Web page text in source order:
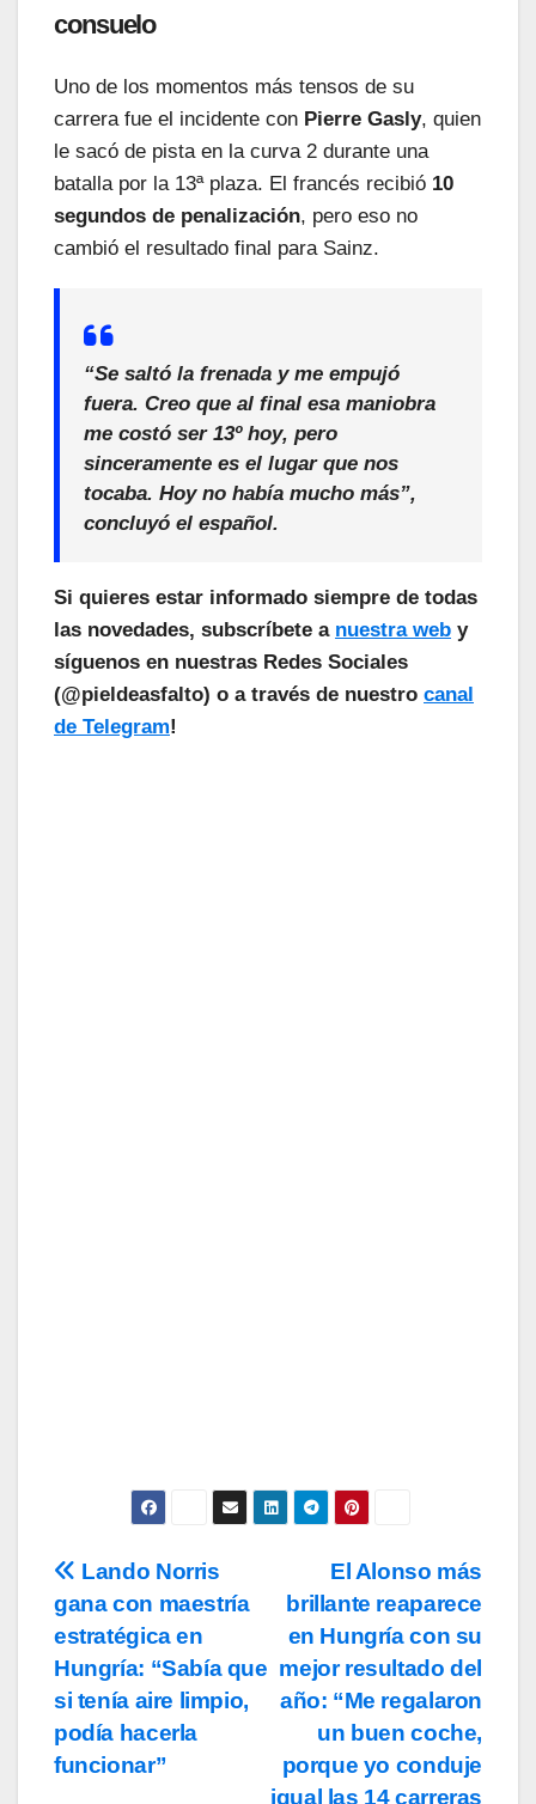
consuelo
Uno de los momentos más tensos de su
carrera fue el incidente con Pierre Gasly, quien
le sacó de pista en la curva 2 durante una
batalla por la 13ª plaza. El francés recibió 10
segundos de penalización, pero eso no
cambió el resultado final para Sainz.
“Se saltó la frenada y me empujó
fuera. Creo que al final esa maniobra
me costó ser 13º hoy, pero
sinceramente es el lugar que nos
tocaba. Hoy no había mucho más”,
concluyó el español.
Si quieres estar informado siempre de todas
las novedades, subscríbete a nuestra web y
síguenos en nuestras Redes Sociales
(@pieldeasfalto) o a través de nuestro canal
de Telegram!
Navegación
de
entradas
El Alonso más
brillante reaparece
en Hungría con su
mejor resultado del
año: “Me regalaron
un buen coche,
porque yo conduje
igual las 14 carreras
Lando Norris
gana con maestría
estratégica en
Hungría: “Sabía que
si tenía aire limpio,
podía hacerla
funcionar”